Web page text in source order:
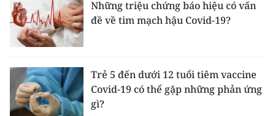
Những triệu chứng báo hiệu có vấn
đề về tim mạch hậu Covid-19?
Trẻ 5 đến dưới 12 tuổi tiêm vaccine
Covid-19 có thể gặp những phản ứng
gì?